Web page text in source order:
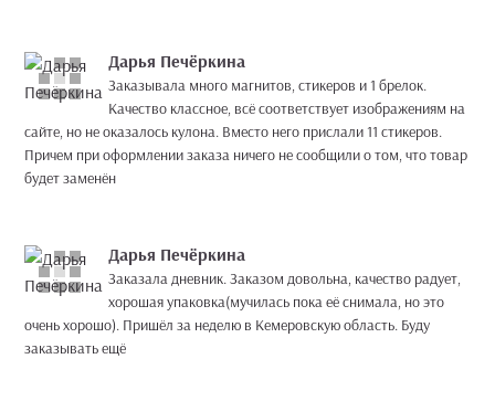
Дарья Печёркина
Заказывала много магнитов, стикеров и 1 брелок.
Качество классное, всё соответствует изображениям на
сайте, но не оказалось кулона. Вместо него прислали 11 стикеров.
Причем при оформлении заказа ничего не сообщили о том, что товар
будет заменён
Дарья Печёркина
Заказала дневник. Заказом довольна, качество радует,
хорошая упаковка(мучилась пока её снимала, но это
очень хорошо). Пришёл за неделю в Кемеровскую область. Буду
заказывать ещё